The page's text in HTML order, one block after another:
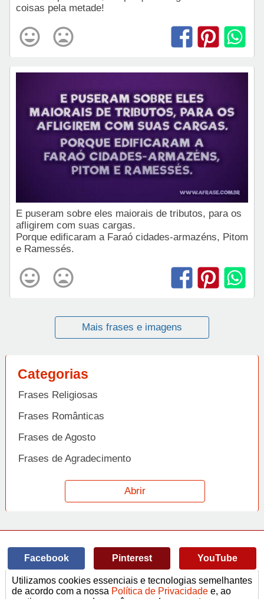
coisas pela metade!
E puseram sobre eles maiorais de tributos, para os
afligirem com suas cargas.
Porque edificaram a Faraó cidades-armazéns, Pitom
e Ramessés.
Mais frases e imagens
Categorias
Frases Religiosas
Frases Românticas
Frases de Agosto
Frases de Agradecimento
Frases de Amizade
Frases de Amor
Frases de Arrependimento
Frases de Atitude
Abrir
Facebook Pinterest YouTube
© Copyright 2014-2022A Frase.
Utilizamos cookies essenciais e tecnologias semelhantes
de acordo com a nossa Política de Privacidade e, ao